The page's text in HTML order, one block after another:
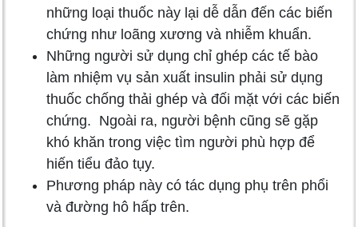
những loại thuốc này lại dễ dẫn đến các biến
chứng như loãng xương và nhiễm khuẩn.
Những người sử dụng chỉ ghép các tế bào
làm nhiệm vụ sản xuất insulin phải sử dụng
thuốc chống thải ghép và đối mặt với các biến
chứng. Ngoài ra, người bệnh cũng sẽ gặp
khó khăn trong việc tìm người phù hợp để
hiến tiểu đảo tụy.
Phương pháp này có tác dụng phụ trên phổi
và đường hô hấp trên.